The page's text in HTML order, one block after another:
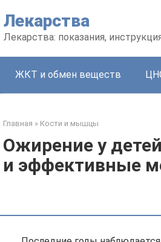
Лекарства
Лекарства: показания,
ЖКТ и обмен веществ
Главная » Кости и мышцы
Ожирение у
и эффективные